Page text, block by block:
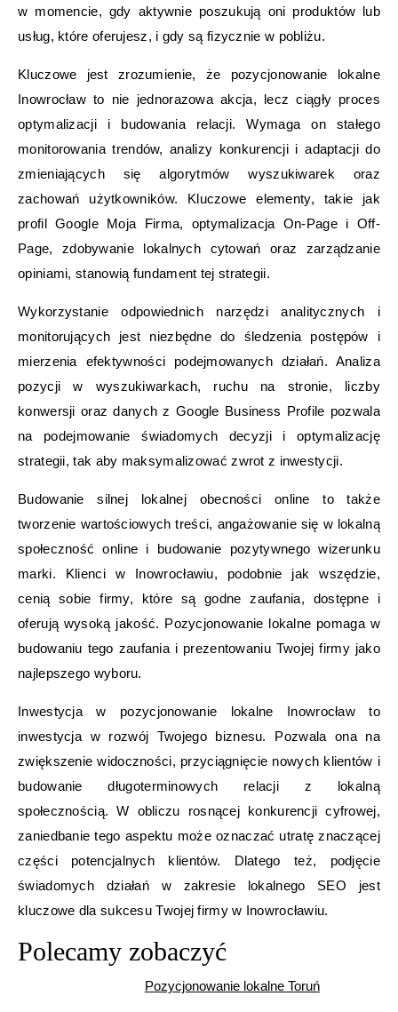
w momencie, gdy aktywnie poszukują oni produktów lub
usług, które oferujesz, i gdy są fizycznie w pobliżu.
Kluczowe jest zrozumienie, że pozycjonowanie lokalne
Inowrocław to nie jednorazowa akcja, lecz ciągły proces
optymalizacji i budowania relacji. Wymaga on stałego
monitorowania trendów, analizy konkurencji i adaptacji do
zmieniających się algorytmów wyszukiwarek oraz
zachowań użytkowników. Kluczowe elementy, takie jak
profil Google Moja Firma, optymalizacja On-Page i Off-
Page, zdobywanie lokalnych cytowań oraz zarządzanie
opiniami, stanowią fundament tej strategii.
Wykorzystanie odpowiednich narzędzi analitycznych i
monitorujących jest niezbędne do śledzenia postępów i
mierzenia efektywności podejmowanych działań. Analiza
pozycji w wyszukiwarkach, ruchu na stronie, liczby
konwersji oraz danych z Google Business Profile pozwala
na podejmowanie świadomych decyzji i optymalizację
strategii, tak aby maksymalizować zwrot z inwestycji.
Budowanie silnej lokalnej obecności online to także
tworzenie wartościowych treści, angażowanie się w lokalną
społeczność online i budowanie pozytywnego wizerunku
marki. Klienci w Inowrocławiu, podobnie jak wszędzie,
cenią sobie firmy, które są godne zaufania, dostępne i
oferują wysoką jakość. Pozycjonowanie lokalne pomaga w
budowaniu tego zaufania i prezentowaniu Twojej firmy jako
najlepszego wyboru.
Inwestycja w pozycjonowanie lokalne Inowrocław to
inwestycja w rozwój Twojego biznesu. Pozwala ona na
zwiększenie widoczności, przyciągnięcie nowych klientów i
budowanie długoterminowych relacji z lokalną
społecznością. W obliczu rosnącej konkurencji cyfrowej,
zaniedbanie tego aspektu może oznaczać utratę znaczącej
części potencjalnych klientów. Dlatego też, podjęcie
świadomych działań w zakresie lokalnego SEO jest
kluczowe dla sukcesu Twojej firmy w Inowrocławiu.
Polecamy zobaczyć
Pozycjonowanie lokalne Toruń